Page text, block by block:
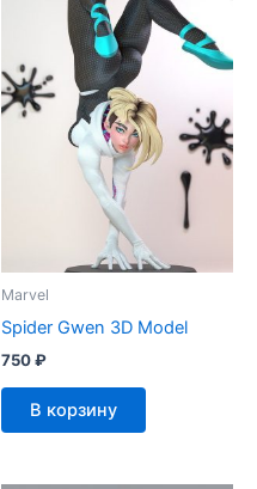
Marvel
Spider Gwen 3D Model
750₽
В корзину